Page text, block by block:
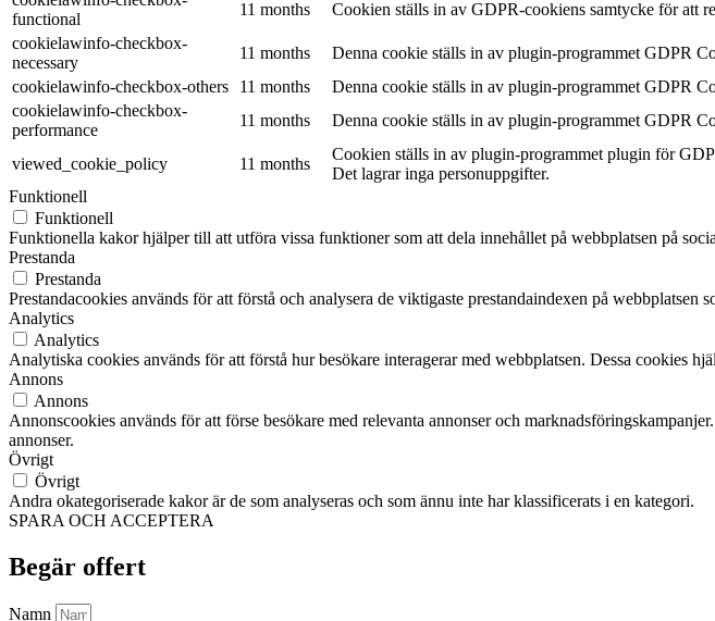
functional
11 months
Cookien ställs in av GDPR-cookiens samtycke för att
cookielawinfo-checkbox-
necessary
11 months
Denna cookie ställs in av plugin-programmet GDPR
cookielawinfo-checkbox-others
11 months
Denna cookie ställs in av plugin-programmet GDPR
cookielawinfo-checkbox-
performance
11 months Denna cookie ställs in av plugin-programmet GDPR
viewed_cookie_policy 11 months
Cookien ställs in av plugin-programmet plugin för
Det lagrar inga personuppgifter.
Funktionell
Funktionell
Funktionella kakor hjälper till att utföra vissa funktioner som att dela innehållet på webbplatsen på
Prestanda
Prestanda
Prestandacookies används för att förstå och analysera de viktigaste prestandaindexen på
Analytics
Analytics
Analytiska cookies används för att förstå hur besökare interagerar med webbplatsen. Dessa cookies
Annons
Annons
Annonscookies används för att förse besökare med relevanta annonser och
annonser.
Övrigt
Övrigt
Andra okategoriserade kakor är de som analyseras och som ännu inte har klassificerats i en kategori.
SPARA OCH ACCEPTERA
Begär offert
Namn